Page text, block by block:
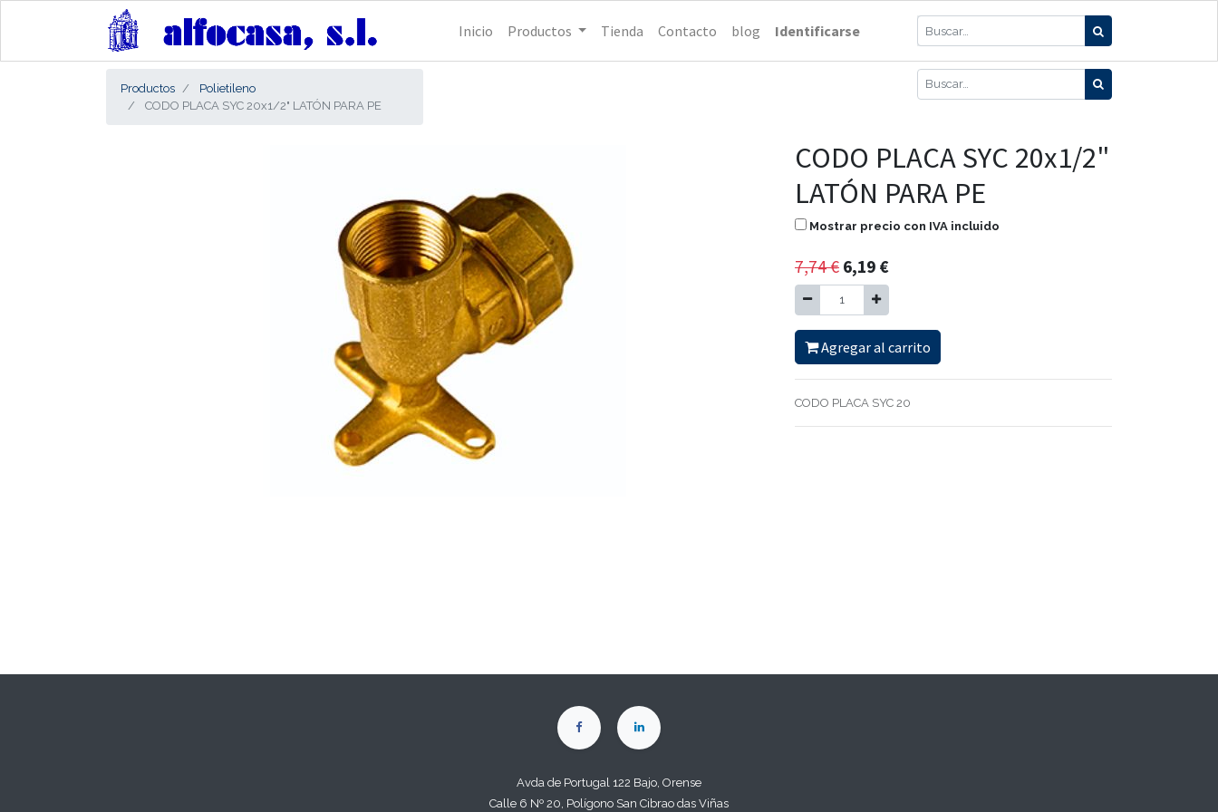
Inicio Productos Tienda Contacto blog Identificarse
Productos
Polietileno
CODO PLACA SYC 20x1/2" LATÓN PARA PE
CODO PLACA SYC 20x1/2"
LATÓN PARA PE
Mostrar precio con IVA incluido
7,74€ 6,19 €
Agregar al carrito
CODO PLACA SYC 20
Avda de Portugal 122 Bajo, Orense
Calle 6 Nº 20, Polígono San Cibrao das Viñas